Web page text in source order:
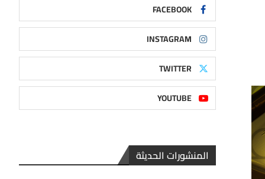
FACEBOOK
INSTAGRAM
TWITTER
YOUTUBE
المنشورات الحديثة